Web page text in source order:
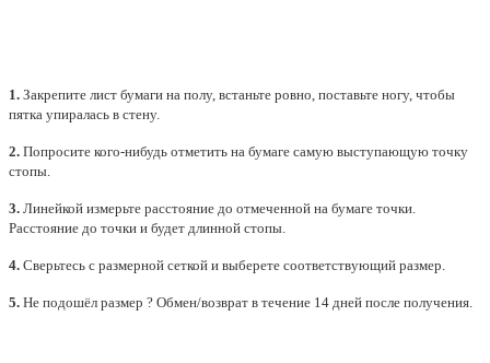
1. Закрепите лист бумаги на полу, встаньте ровно, поставьте ногу, чтобы
пятка упиралась в стену.
2. Попросите кого-нибудь отметить на бумаге самую выступающую точку
стопы.
3. Линейкой измерьте расстояние до отмеченной на бумаге точки.
Расстояние до точки и будет длинной стопы.
4. Сверьтесь с размерной сеткой и выберете соответствующий размер.
5. Не подошёл размер ? Обмен/возврат в течение 14 дней после получения.